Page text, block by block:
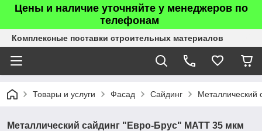
Цены и наличие уточняйте у менеджеров по
телефонам
Комплексные поставки строительных материалов
Товары и услуги Фасад Сайдинг Металлический
Металлический сайдинг "Евро-Брус" МАТТ 35 мкм